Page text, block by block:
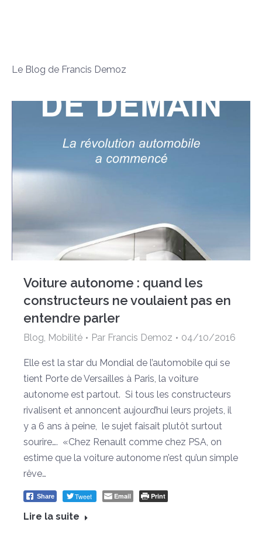
Le Blog de Francis Demoz
Voiture autonome : quand les
constructeurs ne voulaient pas en
entendre parler
Blog, Mobilité Par Francis Demoz 04/10/2016
Elle est la star du Mondial de l’automobile qui se
tient Porte de Versailles à Paris, la voiture
autonome est partout. Si tous les constructeurs
rivalisent et annoncent aujourd’hui leurs projets, il
y a 6 ans à peine, le sujet faisait plutôt surtout
sourire…. «Chez Renault comme chez PSA, on
estime que la voiture autonome n’est qu’un simple
rêve…
Share Tweet Email Print
Lire la suite